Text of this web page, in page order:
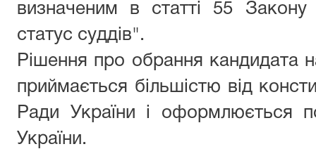
визначеним в статті 55
статус суддів".
Рішення про обрання кандидата
приймається більшістю від
Ради України і оформлюється
України.